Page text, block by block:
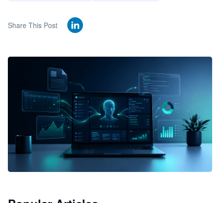
Share This Post